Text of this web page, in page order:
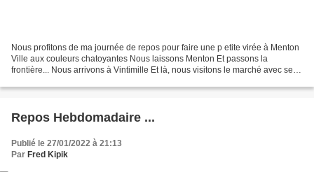
Nous profitons de ma journée de repos pour faire une p etite virée à Menton
Ville aux couleurs chatoyantes Nous laissons Menton Et passons la
frontière... Nous arrivons à Vintimille Et là, nous visitons le marché avec ses
Repos Hebdomadaire ...
Publié le 27/01/2022 à 21:13
Par Fred Kipik